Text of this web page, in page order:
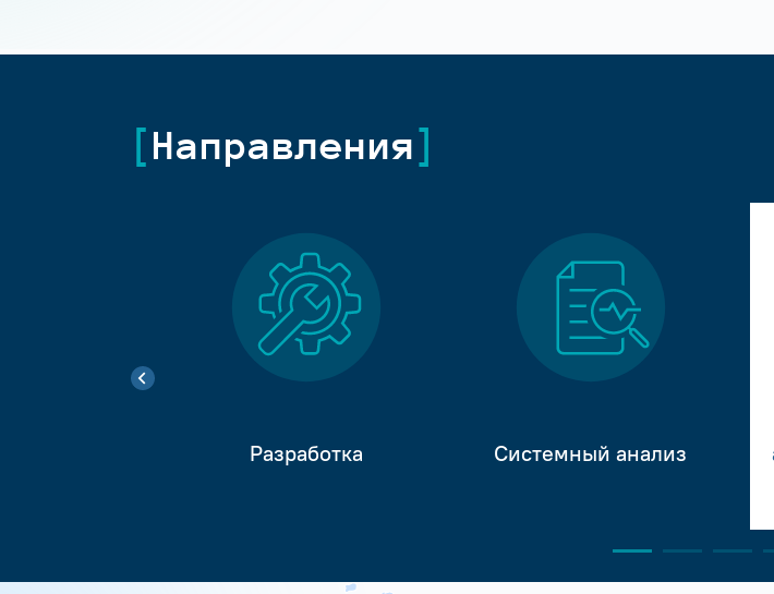
Направления
Разработка Системный анализ